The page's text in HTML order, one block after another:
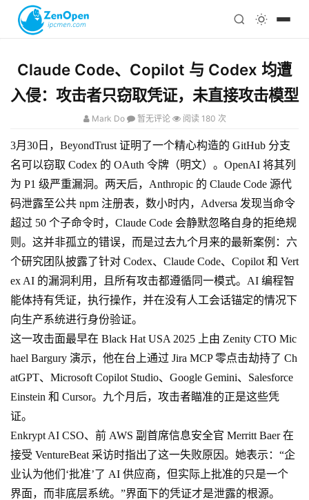
科技
心理
注册
Claude Code、Copilot 与 Codex 均遭
入侵：攻击者只窃取凭证，未直接攻击模型
Mark Do 暂无评论 阅读 180 次
3月30日，BeyondTrust 证明了一个精心构造的 GitHub 分支
名可以窃取 Codex 的 OAuth 令牌（明文）。OpenAI 将其列
为 P1 级严重漏洞。两天后，Anthropic 的 Claude Code 源代
码泄露至公共 npm 注册表，数小时内，Adversa 发现当命令
超过 50 个子命令时，Claude Code 会静默忽略自身的拒绝规
则。这并非孤立的错误，而是过去九个月来的最新案例：六
个研究团队披露了针对 Codex、Claude Code、Copilot 和 Vert
ex AI 的漏洞利用，且所有攻击都遵循同一模式。AI 编程智
能体持有凭证，执行操作，并在没有人工会话锚定的情况下
向生产系统进行身份验证。
这一攻击面最早在 Black Hat USA 2025 上由 Zenity CTO Mic
hael Bargury 演示，他在台上通过 Jira MCP 零点击劫持了 Ch
atGPT、Microsoft Copilot Studio、Google Gemini、Salesforce
Einstein 和 Cursor。九个月后，攻击者瞄准的正是这些凭
证。
Enkrypt AI CSO、前 AWS 副首席信息安全官 Merritt Baer 在
接受 VentureBeat 采访时指出了这一失败原因。她表示：“企
业认为他们‘批准’了 AI 供应商，但实际上批准的只是一个
界面，而非底层系统。”界面下的凭证才是泄露的根源。